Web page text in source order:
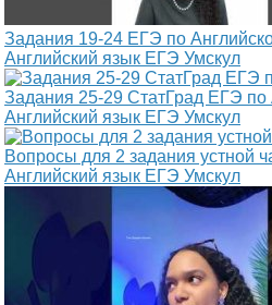
Задания 19-24 ЕГЭ по
Английский язык ЕГЭ Умскул
Задания 25-29 СтатГрад ЕГЭ по
Английский язык ЕГЭ Умскул
Вопросы для 2 задания устной
Английский язык ЕГЭ Умскул